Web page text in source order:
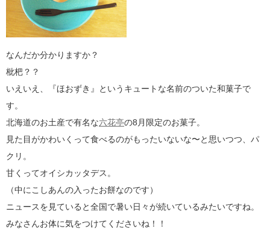
なんだか分かりますか？
枇杷？？
いえいえ、『ほおずき』というキュートな名前のついた和菓子で
す。
北海道のお土産で有名な六花亭の8月限定のお菓子。
見た目がかわいくって食べるのがもったいないな〜と思いつつ、パ
クリ。
甘くってオイシカッタデス。
（中にこしあんの入ったお餅なのです）
ニュースを見ていると全国で暑い日々が続いているみたいですね。
みなさんお体に気をつけてくださいね！！